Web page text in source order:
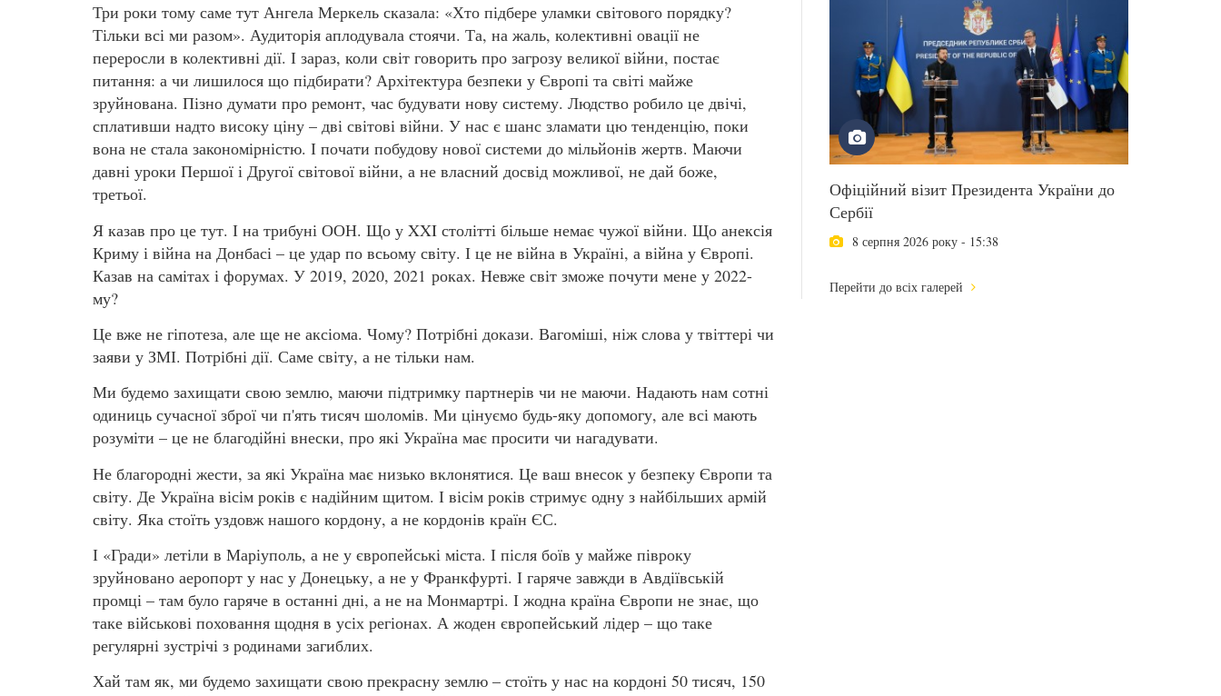
Офіційний візит Президента України до
Сербії
8 серпня 2026 року - 15:38
Перейти до всіх галерей
Три роки тому саме тут Ангела Меркель сказала: «Хто підбере уламки світового порядку?
Тільки всі ми разом». Аудиторія аплодувала стоячи. Та, на жаль, колективні овації не
переросли в колективні дії. І зараз, коли світ говорить про загрозу великої війни, постає
питання: а чи лишилося що підбирати? Архітектура безпеки у Європі та світі майже
зруйнована. Пізно думати про ремонт, час будувати нову систему. Людство робило це двічі,
сплативши надто високу ціну – дві світові війни. У нас є шанс зламати цю тенденцію, поки
вона не стала закономірністю. І почати побудову нової системи до мільйонів жертв. Маючи
давні уроки Першої і Другої світової війни, а не власний досвід можливої, не дай боже,
третьої.
Я казав про це тут. І на трибуні ООН. Що у XXI столітті більше немає чужої війни. Що анексія
Криму і війна на Донбасі – це удар по всьому світу. І це не війна в Україні, а війна у Європі.
Казав на самітах і форумах. У 2019, 2020, 2021 роках. Невже світ зможе почути мене у 2022-
му?
Це вже не гіпотеза, але ще не аксіома. Чому? Потрібні докази. Вагоміші, ніж слова у твіттері чи
заяви у ЗМІ. Потрібні дії. Саме світу, а не тільки нам.
Ми будемо захищати свою землю, маючи підтримку партнерів чи не маючи. Надають нам сотні
одиниць сучасної зброї чи п'ять тисяч шоломів. Ми цінуємо будь-яку допомогу, але всі мають
розуміти – це не благодійні внески, про які Україна має просити чи нагадувати.
Не благородні жести, за які Україна має низько вклонятися. Це ваш внесок у безпеку Європи та
світу. Де Україна вісім років є надійним щитом. І вісім років стримує одну з найбільших армій
світу. Яка стоїть уздовж нашого кордону, а не кордонів країн ЄС.
І «Гради» летіли в Маріуполь, а не у європейські міста. І після боїв у майже півроку
зруйновано аеропорт у нас у Донецьку, а не у Франкфурті. І гаряче завжди в Авдіївській
промці – там було гаряче в останні дні, а не на Монмартрі. І жодна країна Європи не знає, що
таке військові поховання щодня в усіх регіонах. А жоден європейський лідер – що таке
регулярні зустрічі з родинами загиблих.
Хай там як, ми будемо захищати свою прекрасну землю – стоїть у нас на кордоні 50 тисяч, 150